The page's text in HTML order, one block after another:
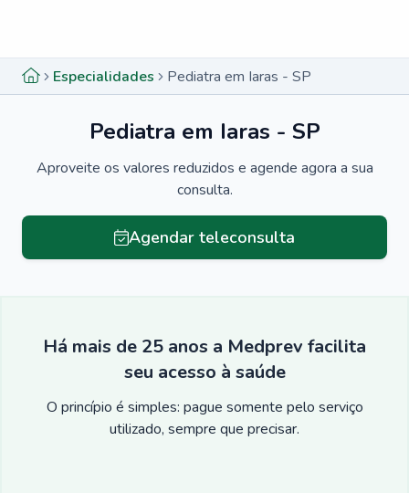
Especialidades Pediatra em Iaras - SP
Pediatra em Iaras - SP
Aproveite os valores reduzidos e agende agora a sua
consulta.
Agendar teleconsulta
Há mais de 25 anos a Medprev facilita
seu acesso à saúde
O princípio é simples: pague somente pelo serviço
utilizado, sempre que precisar.